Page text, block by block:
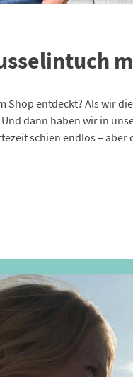
entdeckt? Als wir
dann haben wir in
schien endlos –